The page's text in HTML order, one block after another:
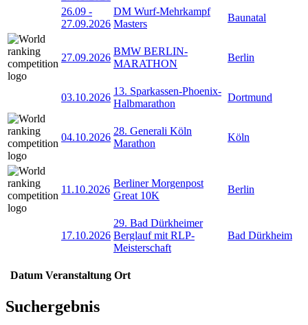
26.09 -
27.09.2026
DM Wurf-Mehrkampf
Masters
Baunatal
27.09.2026
BMW BERLIN-
MARATHON
Berlin
03.10.2026
13. Sparkassen-Phoenix-
Halbmarathon
Dortmund
04.10.2026
28. Generali Köln
Marathon
Köln
11.10.2026
Berliner Morgenpost
Great 10K
Berlin
17.10.2026
29. Bad Dürkheimer
Berglauf mit RLP-
Meisterschaft
Bad Dürkheim
Datum Veranstaltung Ort
Suchergebnis